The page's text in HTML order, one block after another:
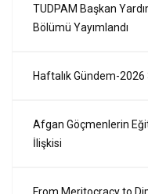
TUDPAM Başkan
Bölümü Yayımlandı
Haftalık Gündem-
Afgan Göçmenlerin
İlişkisi
From Meritocracy to